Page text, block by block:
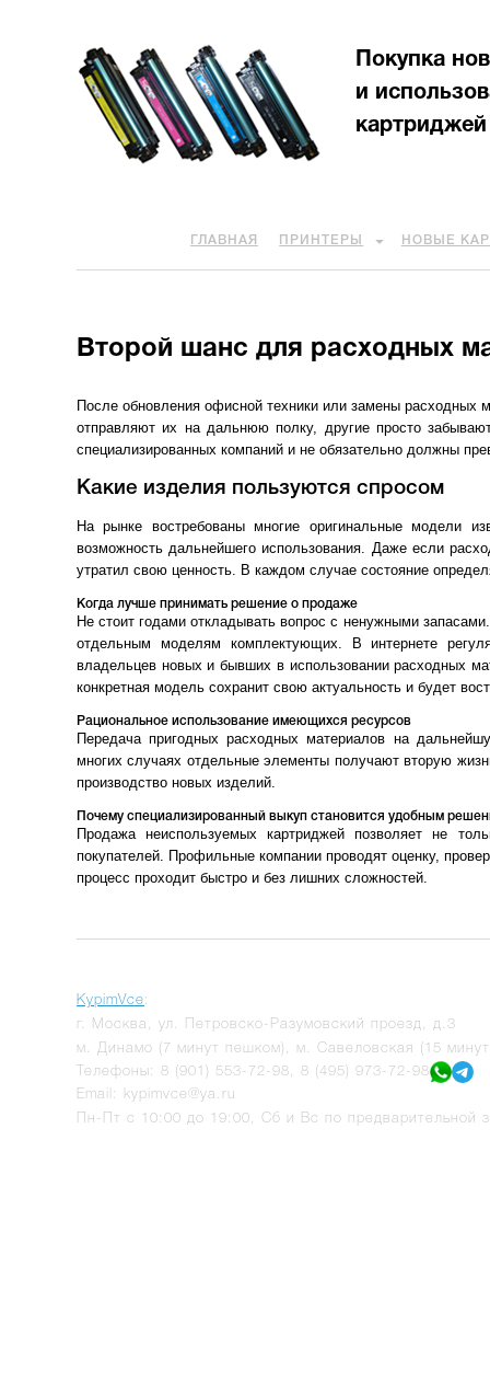
Покупка
и
картриджей
ГЛАВНАЯ ПРИНТЕРЫ НОВЫЕ
Второй шанс для расходных
После обновления офисной техники или замены расходных
отправляют их на дальнюю полку, другие просто
специализированных компаний и не обязательно должны
Какие изделия пользуются спросом
На рынке востребованы многие оригинальные модели
возможность дальнейшего использования. Даже если
утратил свою ценность. В каждом случае состояние
Когда лучше принимать решение о продаже
Не стоит годами откладывать вопрос с ненужными
отдельным моделям комплектующих. В интернете
владельцев новых и бывших в использовании расходных
конкретная модель сохранит свою актуальность и будет
Рациональное использование имеющихся ресурсов
Передача пригодных расходных материалов на
многих случаях отдельные элементы получают вторую
производство новых изделий.
Почему специализированный выкуп становится удобным
Продажа неиспользуемых картриджей позволяет не
покупателей. Профильные компании проводят оценку,
процесс проходит быстро и без лишних сложностей.
KypimVce:
г.
Москва
ул. Петровско-Разумовский проезд, д.3
м. Динамо (7 минут пешком), м. Савеловская (15
Телефоны: 8 (901) 553-72-98
8 (495) 973-72-98
Email: kypimvce@ya.ru
Пн-Пт с 10:00 до 19:00, Сб и Вс по предварительной